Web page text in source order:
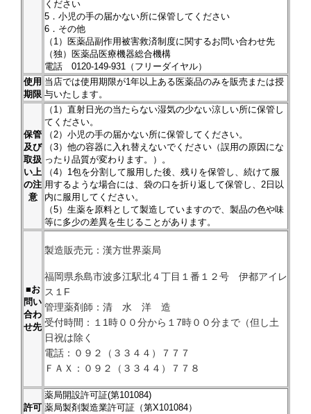
ください
5．小児の手の届かない所に保管してください
6．その他
（1）医薬品副作用被害救済制度に関するお問い合わせ先
（独）医薬品医療機器総合機構
電話 0120-149-931（フリーダイヤル）
使用
期限
当店では使用期限が1年以上ある医薬品のみを販売または授
与いたします。
保管
及び
取扱
い上
の注
意
（1）直射日光の当たらない湿気の少ない涼しい所に保管し
てください。
（2）小児の手の届かない所に保管してください。
（3）他の容器に入れ替えないでください（誤用の原因にな
ったり品質が変わります。）。
（4）1包を分割して服用した後、残りを保管し、続けて服
用するような場合には、袋の口を折り返して保管し、2日以
内に服用してください。
（5）生薬を原料として製造していますので、製品の色や味
等に多少の差異を生じることがあります。
■お
問い
合わ
せ先
製造販売元：漢方世界薬局
福岡県糸島市波多江駅北４丁目１番１２号 伊都アイレ
ス１F
管理薬剤師：清 水 洋 造
受付時間：１1時００分から１7時００分まで（但し土
日祝は除く
電話：０９２（３３４４）７７７
ＦＡＸ：０９２（３３４４）７７８
許可
薬局開設許可証(第101084)
薬局製剤製造業許可証（第X101084）